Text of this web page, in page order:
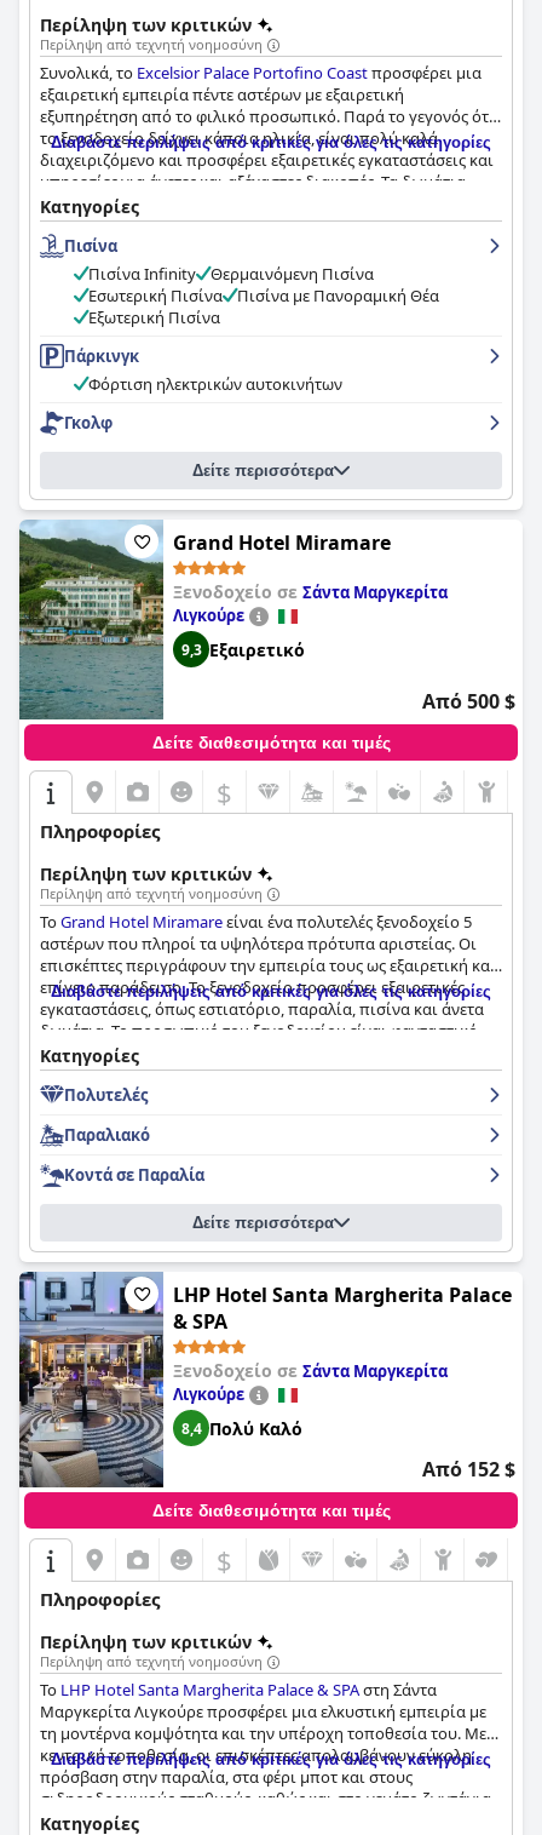
σπα, μπαρ, εστιατόρια, ένα beach club και αίθουσες
εκδηλώσεων όπου μπορείτε να διοργανώσετε συναντήσεις,
γάμους ή πάρτι. Το ξενοδοχείο διαθέτει επίσης ένα θερινό
εστιατόριο, το Eden Roc Lounge & Restaurant, το οποίο
προσφέρει μεσημεριανά και βραδινά γεύματα.
Περίληψη των κριτικών
Περίληψη από τεχνητή νοημοσύνη
Συνολικά, το Excelsior Palace Portofino Coastπροσφέρει μια
εξαιρετική εμπειρία πέντε αστέρων με εξαιρετική
εξυπηρέτηση από το φιλικό προσωπικό. Παρά το γεγονός ότι
το ξενοδοχείο δείχνει κάποια ηλικία, είναι πολύ καλά
διαχειριζόμενο και προσφέρει εξαιρετικές εγκαταστάσεις και
υπηρεσίες για άνετες και αξέχαστες διακοπές. Τα δωμάτια
είναι απλά τέλεια, αν και τα διπλά κρεβάτια μπορεί να μην
είναι τα πιο άνετα. Οι επισκέπτες φεύγουν με μια αξέχαστη
και θετική εντύπωση από αυτό το πολυτελές ξενοδοχείο.
Διαβάστε περιλήψεις από κριτικές για όλες τις κατηγορίες
Κατηγορίες
Πισίνα
Πισίνα Infinity
Θερμαινόμενη Πισίνα
Εσωτερική Πισίνα
Πισίνα με Πανοραμική Θέα
Εξωτερική Πισίνα
Πάρκινγκ
Φόρτιση ηλεκτρικών αυτοκινήτων
Γκολφ
Δείτε περισσότερα
Grand Hotel Miramare
Ξενοδοχείο σε Σάντα Μαργκερίτα
Λιγκούρε
9,3 Εξαιρετικό
Από 500 $
Δείτε διαθεσιμότητα και τιμές
$
Πληροφορίες
Περίληψη των κριτικών
Περίληψη από τεχνητή νοημοσύνη
ΤοGrand Hotel Miramareείναι ένα πολυτελές ξενοδοχείο 5
αστέρων που πληροί τα υψηλότερα πρότυπα αριστείας. Οι
επισκέπτες περιγράφουν την εμπειρία τους ως εξαιρετική και
επίγειο παράδεισο. Το ξενοδοχείο προσφέρει εξαιρετικές
εγκαταστάσεις, όπως εστιατόριο, παραλία, πισίνα και άνετα
δωμάτια. Το προσωπικό του ξενοδοχείου είναι φανταστικό
και παρέχει εξαιρετικές υπηρεσίες. Παρόλο που ορισμένοι
επισκέπτες αναφέρουν μικροπροβλήματα, η συνολική
εμπειρία ξεπερνά τις προσδοκίες και συνιστάται
Miramareείναι η τέλεια επιλογή για μια πολυτελή διαμονή
στη Ριβιέρα.
Διαβάστε περιλήψεις από κριτικές για όλες τις κατηγορίες
Κατηγορίες
Πολυτελές
Παραλιακό
Κοντά σε Παραλία
Δείτε περισσότερα
LHP Hotel Santa Margherita Palace
& SPA
Ξενοδοχείο σε Σάντα Μαργκερίτα
Λιγκούρε
8,4 Πολύ Καλό
Από 152 $
Δείτε διαθεσιμότητα και τιμές
$
Πληροφορίες
Περίληψη των κριτικών
Περίληψη από τεχνητή νοημοσύνη
Το LHP Hotel Santa Margherita Palace & SPAστη Σάντα
Μαργκερίτα Λιγκούρε προσφέρει μια ελκυστική εμπειρία με
τη μοντέρνα κομψότητα και την υπέροχη τοποθεσία του. Με
κεντρική τοποθεσία, οι επισκέπτες απολαμβάνουν εύκολη
πρόσβαση στην παραλία, στα φέρι μποτ και στους
σιδηροδρομικούς σταθμούς, καθώς και στο γεμάτο ζωντάνια
κέντρο της πόλης με τα καταστήματα, τα εστιατόρια και τα
Διαβάστε περιλήψεις από κριτικές για όλες τις κατηγορίες
Κατηγορίες